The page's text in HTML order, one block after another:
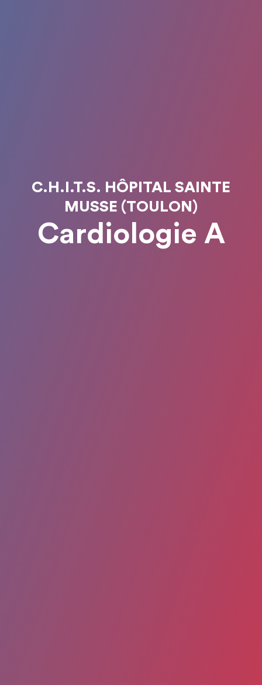
C.H.I.T.S. HÔPITAL SAINTE
MUSSE (TOULON)
Cardiologie A